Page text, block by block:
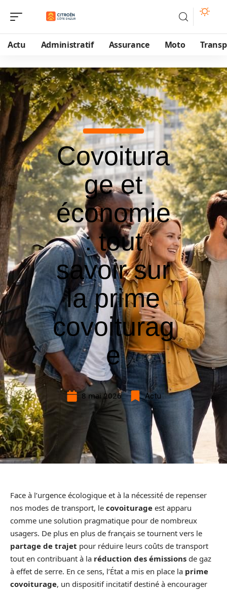
Actu Administratif Assurance Moto
Covoitura
ge et
économie
: tout
savoir sur
la prime
covoiturag
e
8 mai 2026 Actu
Face à l’urgence écologique et à la nécessité de repenser
nos modes de transport, le covoiturage est apparu
comme une solution pragmatique pour de nombreux
usagers. De plus en plus de français se tournent vers le
partage de trajet pour réduire leurs coûts de transport
tout en contribuant à la réduction des émissions de gaz
à effet de serre. En ce sens, l’État a mis en place la prime
covoiturage, un dispositif incitatif destiné à encourager